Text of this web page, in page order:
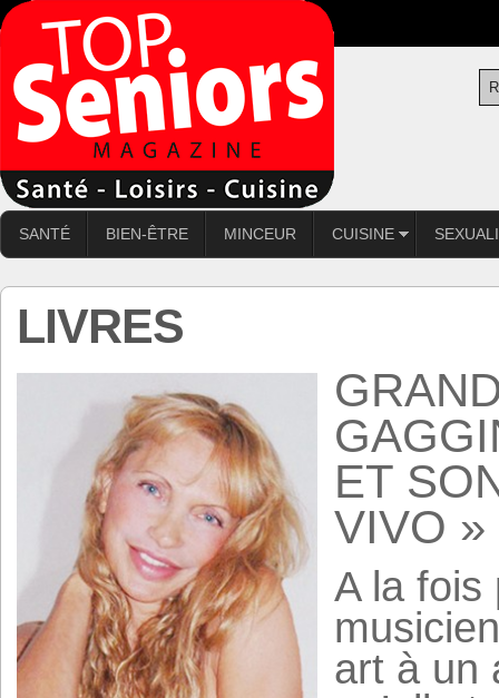
SANTÉ BIEN-ÊTRE MINCEUR CUISINE
LIVRES
ET
VIVO »
A la fois
art à un